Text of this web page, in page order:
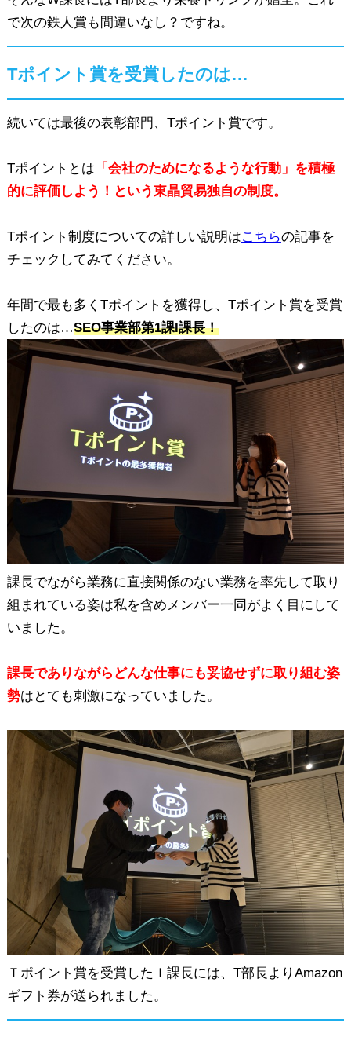
で次の鉄人賞も間違いなし？ですね。
Tポイント賞を受賞したのは…
続いては最後の表彰部門、Tポイント賞です。
Tポイントとは 「会社のためになるような行動」を積極
的に評価しよう！という東晶貿易独自の制度。
Tポイント制度についての詳しい説明はこちらの記事を
チェックしてみてください。
年間で最も多くTポイントを獲得し、Tポイント賞を受賞
したのは…SEO事業部第1課I課長！
課長でながら業務に直接関係のない業務を率先して取り
組まれている姿は私を含めメンバー一同がよく目にして
いました。
課長でありながらどんな仕事にも妥協せずに取り組む姿
勢はとても刺激になっていました。
Ｔポイント賞を受賞したＩ課長には、T部長よりAmazon
ギフト券が送られました。